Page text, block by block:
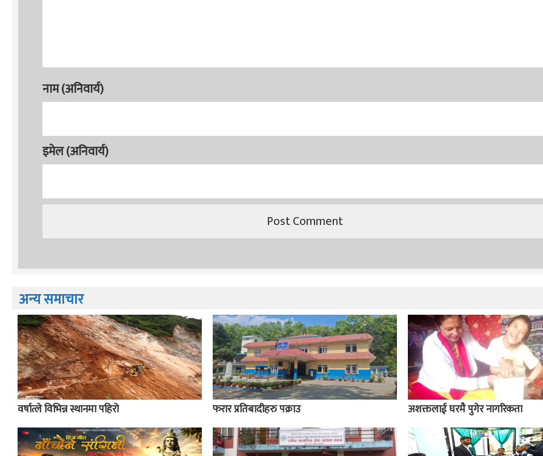
नाम (अनिवार्य)
इमेल (अनिवार्य)
अन्य समाचार
वर्षात्ले विभिन्न स्थानमा पहिरो फरार प्रतिबादीहरु पक्राउ अशक्तलाई घरमै पुगेर नागरिकता